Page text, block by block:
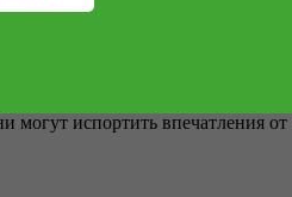
не нравится детям всех
испортить впечатления от